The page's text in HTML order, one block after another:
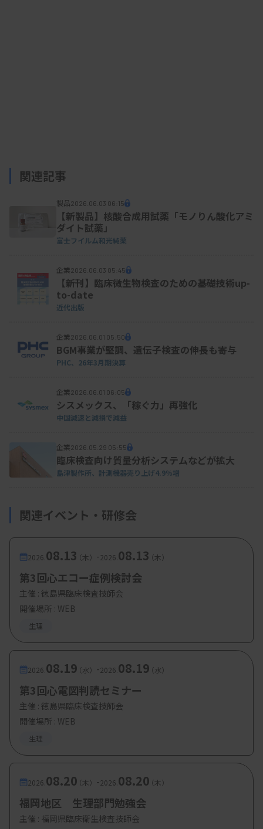
関連記事
製品2026.06.03 06:15
【新製品】核酸合成用試薬「モノりん酸化アミ
ダイト試薬」
富士フイルム和光純薬
企業2026.06.03 05:45
【新刊】臨床微生物検査のための基礎技術up-
to-date
近代出版
企業2026.06.01 05:50
BGM事業が堅調、遺伝子検査の伸長も寄与
PHC、26年3月期決算
企業2026.06.01 06:05
シスメックス、「稼ぐ力」再強化
中国減速と減損で減益
企業2026.05.29 05:55
臨床検査向け質量分析システムなどが拡大
島津製作所、計測機器売り上げ4.9％増
関連イベント・研修会
2026. 08.13（木） -2026. 08.13（木）
第3回心エコー症例検討会
主催 : 徳島県臨床検査技師会
開催場所 : WEB
生理
2026. 08.19（水） -2026. 08.19（水）
第3回心電図判読セミナー
主催 : 徳島県臨床検査技師会
開催場所 : WEB
生理
2026. 08.20（木） -2026. 08.20（木）
福岡地区 生理部門勉強会
主催 : 福岡県臨床衛生検査技師会